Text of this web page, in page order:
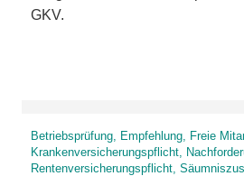
GKV.
Betriebsprüfung, Empfehlung, Freie
Krankenversicherungspflicht,
Rentenversicherungspflicht,